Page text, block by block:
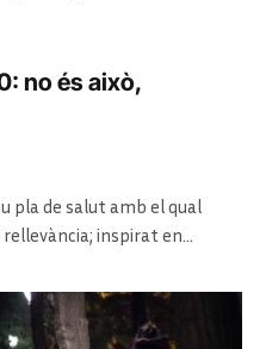
no és això,
pla de salut amb el qual
inspirat en…